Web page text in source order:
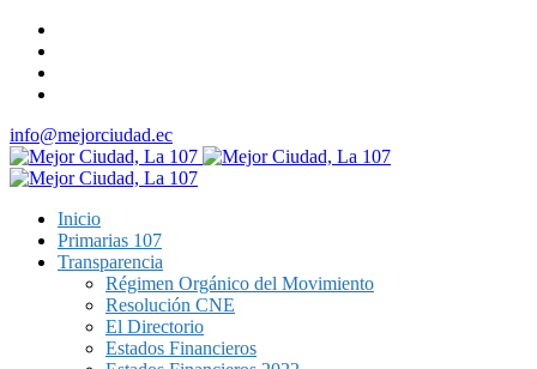
info@mejorciudad.ec
Inicio
Primarias 107
Transparencia
Régimen Orgánico del Movimiento
Resolución CNE
El Directorio
Estados Financieros